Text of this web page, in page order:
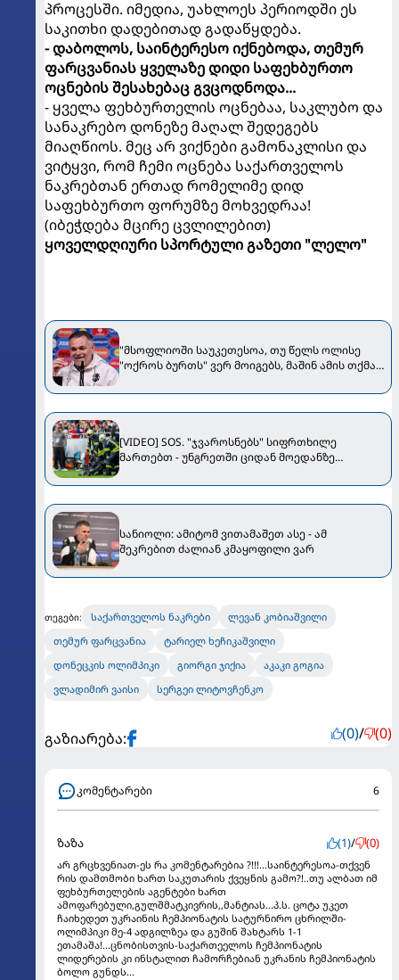
პროცესში. იმედია, უახლოეს პერიოდში ეს
საკითხი დადებითად გადაწყდება.
- დაბოლოს, საინტერესო იქნებოდა, თემურ
ფარცვანიას ყველაზე დიდი საფეხბურთო
ოცნების შესახებაც გვცოდნოდა...
- ყველა ფეხბურთელის ოცნებაა, საკლუბო და
სანაკრებო დონეზე მაღალ შედეგებს
მიაღწიოს. მეც არ ვიქნები გამონაკლისი და
ვიტყვი, რომ ჩემი ოცნება საქართველოს
ნაკრებთან ერთად რომელიმე დიდ
საფეხბურთო ფორუმზე მოხვედრაა!
(იბეჭდება მცირე ცვლილებით)
ყოველდღიური სპორტული გაზეთი "ლელო"
"მსოფლიოში საუკეთესოა, თუ წელს ოლისე
"ოქროს ბურთს" ვერ მოიგებს, მაშინ ამის თქმა
[VIDEO] SOS. "ჯვაროსნებს" სიფრთხილე
მართებთ - უნგრეთში ციდან მოედანზე
სანიოლი: ამიტომ ვითამაშეთ ასე - ამ
შეკრებით ძალიან კმაყოფილი ვარ
თეგები: საქართველოს ნაკრები
ლევან კობიაშვილი
თემურ ფარცვანია
ტარიელ ხეჩიკაშვილი
დონეცკის ოლიმპიკი
გიორგი ჯიქია
აკაკი გოგია
ვლადიმირ ვაისი
სერგეი ლიტოვჩენკო
გაზიარება: (0)/ (0)
კომენტარები 6
ზაზა (1)/ (0)
არ გრცხვენიათ-ეს რა კომენტარებია ?!!!...საინტერესოა-თქვენ
რის დამთმობი ხართ საკუთარის ქვეყნის გამო?!..თუ ალბათ იმ
ფეხბურთელების აგენტები ხართ
ამოფარებული,გულშმატკივრის,,მანტიას...პ.ს. ცოტა უკეთ
ჩაიხედეთ უკრაინის ჩემპიონატის სატურნირო ცხრილში-
ოლიმპიკი მე-4 ადგილზეა და გუშინ შახტარს 1-1
ეთამაშა!...ცნობისთვის-საქართეელოს ჩემპიონატის
ლიდერების კი ინსტალით ჩამორჩებიან უკრანის ჩემპიონატის
ბოლო გუნდს...